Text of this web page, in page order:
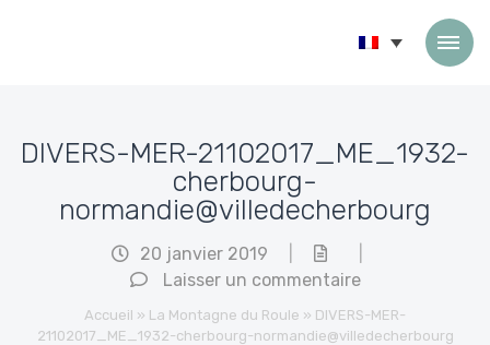
DIVERS-MER-21102017_ME_1932-
cherbourg-
normandie@villedecherbourg
20 janvier 2019
Laisser un commentaire
Accueil » La Montagne du Roule » DIVERS-MER-
21102017_ME_1932-cherbourg-normandie@villedecherbourg